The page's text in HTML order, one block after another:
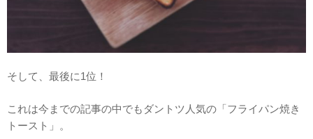
そして、最後に1位！
これは今までの記事の中でもダントツ人気の「フライパン焼き
トースト」。